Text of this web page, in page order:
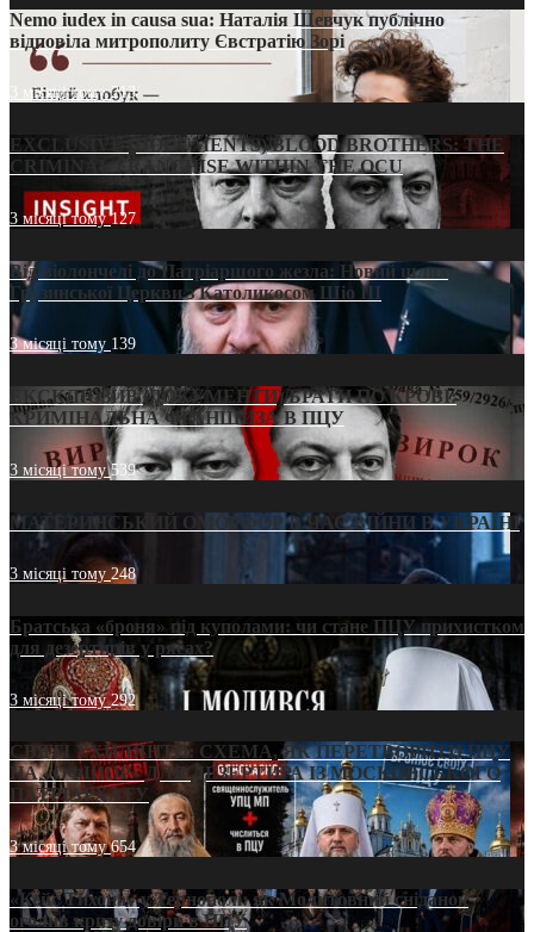
Nemo iudex in causa sua: Наталія Шевчук публічно
відповіла митрополиту Євстратію Зорі
3 місяці тому213
EXCLUSIVE (DOCUMENTS)/BLOOD BROTHERS: THE
CRIMINAL FRANCHISE WITHIN THE OCU
3 місяці тому127
Від віолончелі до Патріаршого жезла: Новий шлях
Грузинської Церкви з Католикосом Шіо III
3 місяці тому 139
ЕКСКЛЮЗИВ (ДОКУМЕНТИ)/БРАТИ ПО КРОВІ:
КРИМІНАЛЬНА ФРАНШИЗА В ПЦУ
3 місяці тому539
МАТЕРИНСЬКИЙ ОМОРФОР В ЧАС ВІЙНИ В УКРАЇНІ
3 місяці тому248
Братська «броня» під куполами: чи стане ПЦУ прихистком
для дезертирів у рясах?
3 місяці тому292
СВЯТІ УХИЛЯНТИ: СХЕМА, ЯК ПЕРЕТВОРИТИ ПЦУ
НА «ОФШОР» ДЛЯ ДЕЗЕРТИРА ІЗ МОСКОВСЬКОГО
ПАТРІАРХАТУ
3 місяці тому654
«Кейс Тихона» у Тернополі: як Молитовний сніданок
оголив кризу довіри в ПЦУ